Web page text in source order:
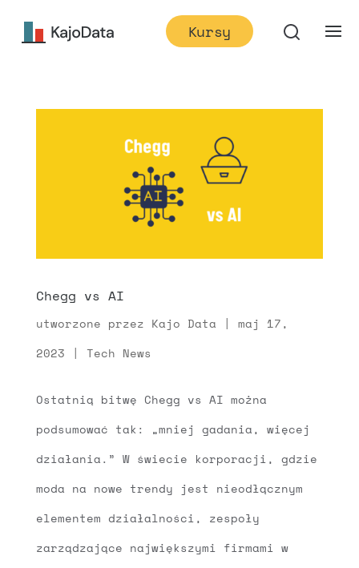
Kursy
Chegg vs AI
utworzone przez Kajo Data | maj 17,
2023 | Tech News
Ostatnią bitwę Chegg vs AI można
podsumować tak: „mniej gadania, więcej
działania.” W świecie korporacji, gdzie
moda na nowe trendy jest nieodłącznym
elementem działalności, zespoły
zarządzające największymi firmami w